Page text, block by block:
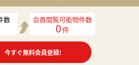
数 会員閲覧可能物件数
0件
今すぐ無料会員登録!